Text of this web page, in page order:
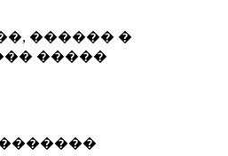
������ �
�����